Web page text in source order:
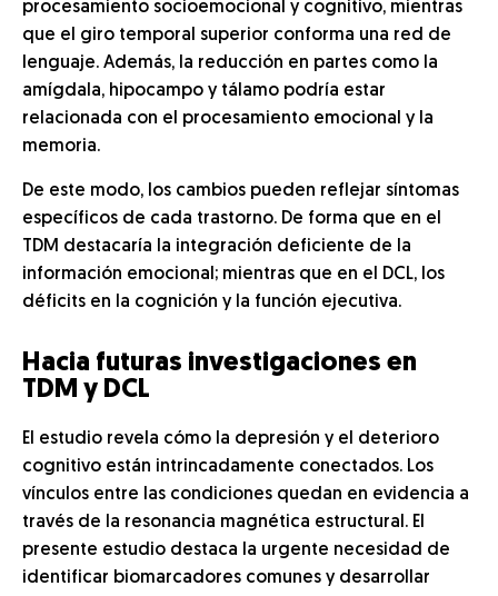
procesamiento socioemocional y cognitivo, mientras
que el giro temporal superior conforma una red de
lenguaje. Además, la reducción en partes como la
amígdala, hipocampo y tálamo podría estar
relacionada con el procesamiento emocional y la
memoria.
De este modo, los cambios pueden reflejar síntomas
específicos de cada trastorno. De forma que en el
TDM destacaría la integración deficiente de la
información emocional; mientras que en el DCL, los
déficits en la cognición y la función ejecutiva.
Hacia futuras investigaciones en
TDM y DCL
El estudio revela cómo la depresión y el deterioro
cognitivo están intrincadamente conectados. Los
vínculos entre las condiciones quedan en evidencia a
través de la resonancia magnética estructural. El
presente estudio destaca la urgente necesidad de
identificar biomarcadores comunes y desarrollar